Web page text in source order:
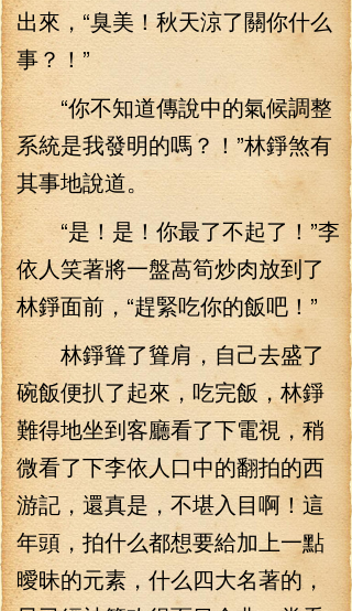
出來，“臭美！秋天涼了關你什么
事？！”
“你不知道傳說中的氣候調整
系統是我發明的嗎？！”林錚煞有
其事地說道。
“是！是！你最了不起了！”李
依人笑著將一盤萵筍炒肉放到了
林錚面前，“趕緊吃你的飯吧！”
林錚聳了聳肩，自己去盛了
碗飯便扒了起來，吃完飯，林錚
難得地坐到客廳看了下電視，稍
微看了下李依人口中的翻拍的西
游記，還真是，不堪入目啊！這
年頭，拍什么都想要給加上一點
曖昧的元素，什么四大名著的，